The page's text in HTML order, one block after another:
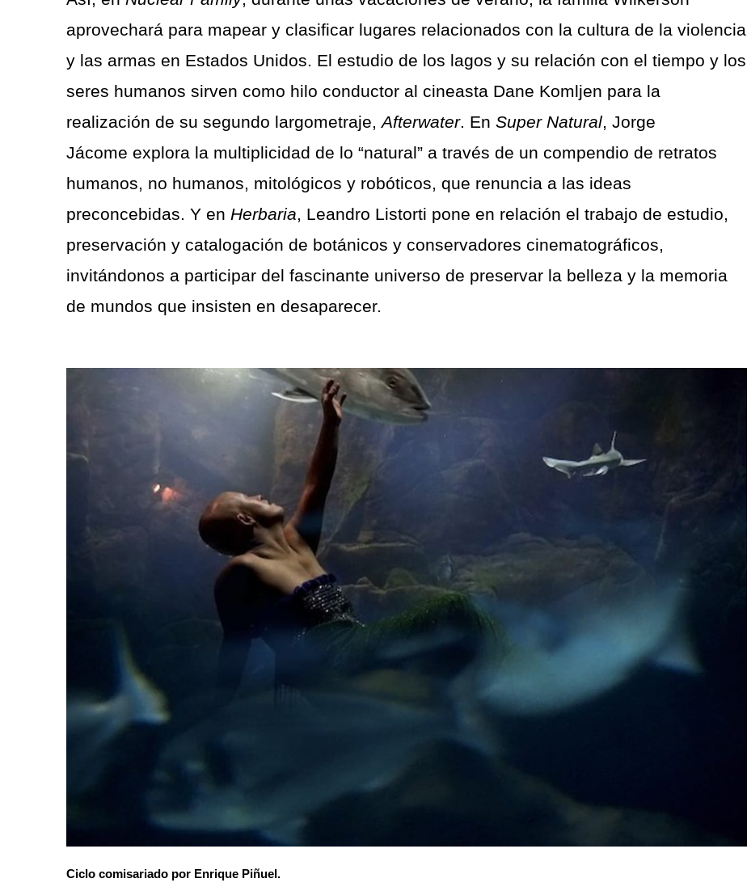
aprovechará para mapear y clasificar lugares relacionados con la cultura de la violencia
y las armas en Estados Unidos. El estudio de los lagos y su relación con el tiempo y los
seres humanos sirven como hilo conductor al cineasta Dane Komljen para la
realización de su segundo largometraje,Afterwater. En Super Natural, Jorge
Jácome explora la multiplicidad de lo “natural” a través de un compendio de retratos
humanos, no humanos, mitológicos y robóticos, que renuncia a las ideas
preconcebidas. Y en Herbaria, Leandro Listorti pone en relación el trabajo de estudio,
preservación y catalogación de botánicos y conservadores cinematográficos,
invitándonos a participar del fascinante universo de preservar la belleza y la memoria
de mundos que insisten en desaparecer.
Ciclo comisariado por Enrique Piñuel.